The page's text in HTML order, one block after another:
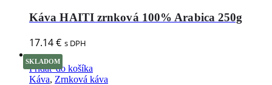
Káva HAITI zrnková 100% Arabica 250g
17.14€ s DPH
SKLADOM
Pridať do košíka
Káva, Zrnková káva